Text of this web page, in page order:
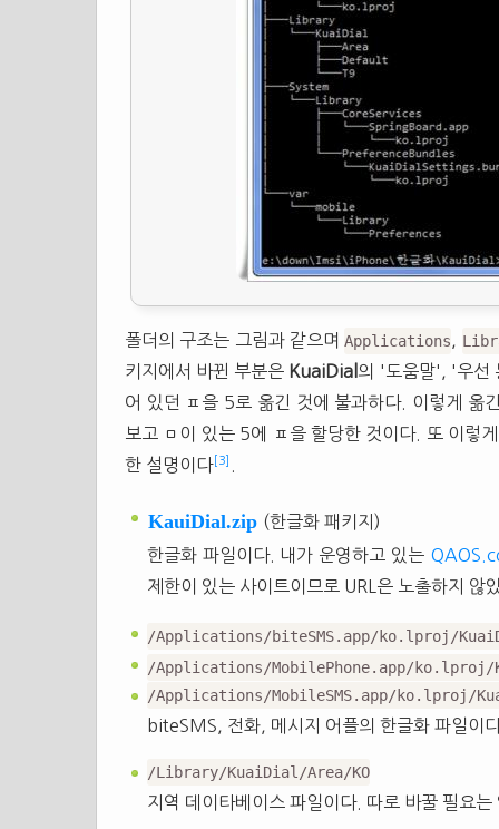
폴더의 구조는 그림과 같으며 Applications
키지에서 바뀐 부분은 KuaiDial 의 '도움말', '우선
어 있던 ㅍ을 5로 옮긴 것에 불과하다. 이렇게 옮
보고 ㅁ이 있는 5에 ㅍ을 할당한 것이다. 또 이렇
한 설명이다 [3]
KauiDial.zip (한글화 패키지)
한글화 파일이다. 내가 운영하고 있는
제한이 있는 사이트이므로 URL은 노출하지 않
/Applications/biteSMS.app/ko.lproj/
/Applications/MobilePhone.app/
/Applications/MobileSMS.app/ko.lproj/
biteSMS, 전화, 메시지 어플의 한글화 파일이
/Library/KuaiDial/Area/KO
지역 데이타베이스 파일이다. 따로 바꿀 필요는